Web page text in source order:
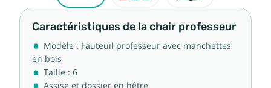
Caractéristiques de la chair professeur
Modèle : Fauteuil professeur avec manchettes
en bois
Taille : 6
Assise et dossier en hêtre